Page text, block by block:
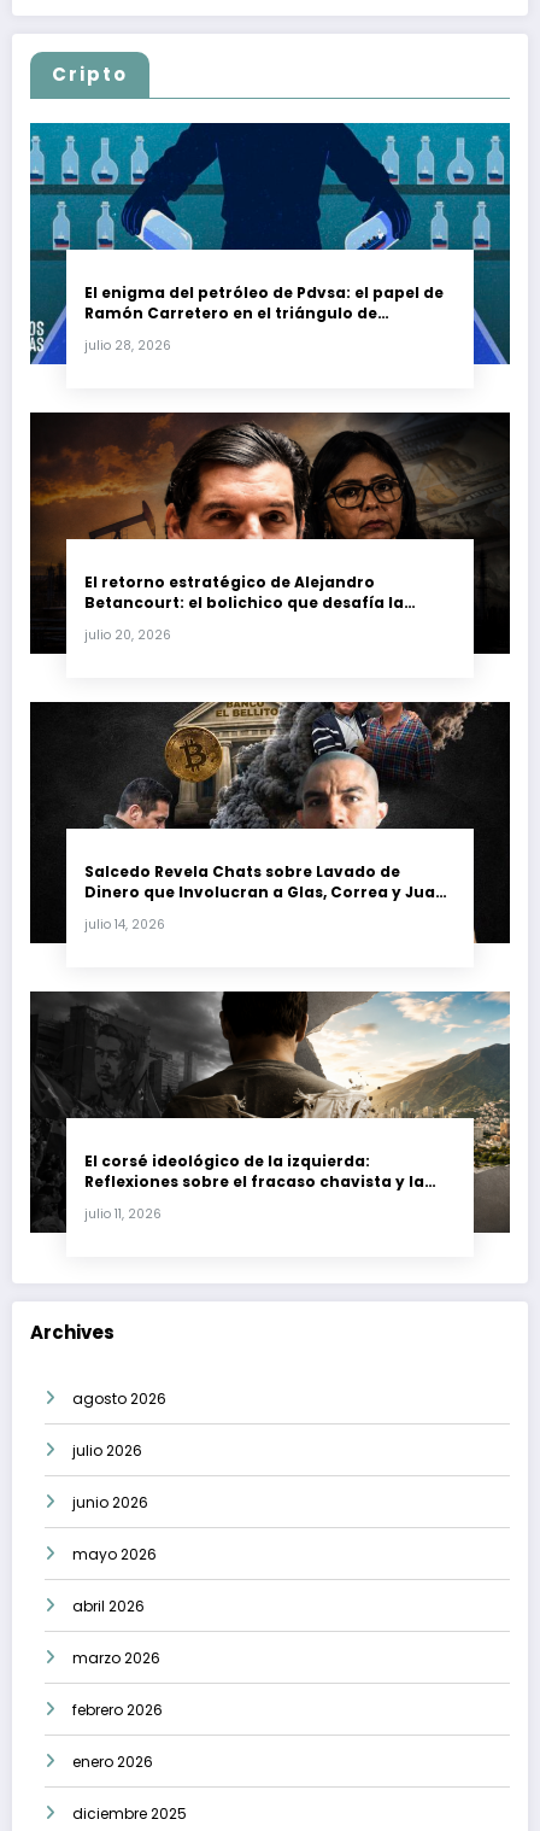
Cripto
El enigma del petróleo de Pdvsa: el papel de
Ramón Carretero en el triángulo de
julio 28, 2026
El retorno estratégico de Alejandro
Betancourt: el bolichico que desafía la
petrolera venezolana
julio 20, 2026
Salcedo Revela Chats sobre Lavado de
Dinero que Involucran a Glas, Correa y Juan
julio 14, 2026
El corsé ideológico de la izquierda:
Reflexiones sobre el fracaso chavista y la
julio 11, 2026
Archives
agosto 2026
julio 2026
junio 2026
mayo 2026
abril 2026
marzo 2026
febrero 2026
enero 2026
diciembre 2025